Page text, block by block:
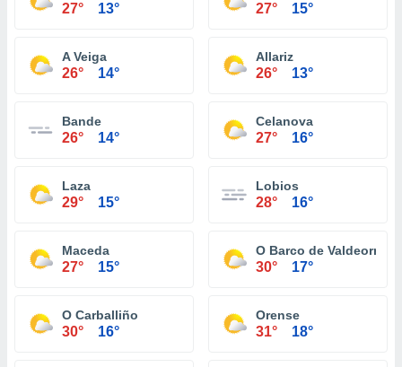
27° 13° 27° 15°
A Veiga
26° 14°
Allariz
26° 13°
Bande
26° 14°
Celanova
27° 16°
Laza
29° 15°
Lobios
28° 16°
Maceda
27° 15°
O Barco de Valdeorras
30° 17°
O Carballiño
30° 16°
Orense
31° 18°